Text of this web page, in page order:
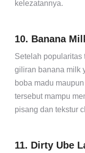
kelezatannya.
10. Banana
Setelah popularitas
giliran banana milk
boba madu
tersebut mampu
pisang dan tekstur
11. Dirty Ube